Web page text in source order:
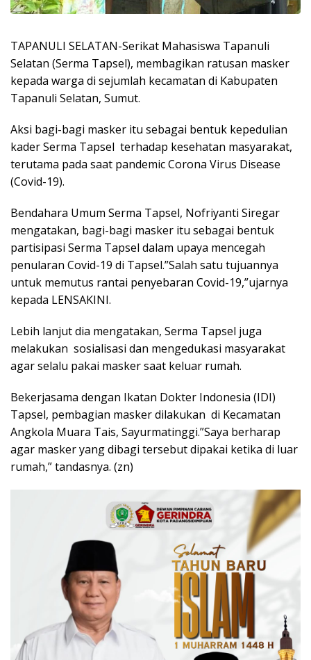
TAPANULI SELATAN-Serikat Mahasiswa Tapanuli
Selatan (Serma Tapsel), membagikan ratusan masker
kepada warga di sejumlah kecamatan di Kabupaten
Tapanuli Selatan, Sumut.
Aksi bagi-bagi masker itu sebagai bentuk kepedulian
kader Serma Tapsel terhadap kesehatan masyarakat,
terutama pada saat pandemic Corona Virus Disease
(Covid-19).
Bendahara Umum Serma Tapsel, Nofriyanti Siregar
mengatakan, bagi-bagi masker itu sebagai bentuk
partisipasi Serma Tapsel dalam upaya mencegah
penularan Covid-19 di Tapsel.”Salah satu tujuannya
untuk memutus rantai penyebaran Covid-19,”ujarnya
kepada LENSAKINI.
Lebih lanjut dia mengatakan, Serma Tapsel juga
melakukan sosialisasi dan mengedukasi masyarakat
agar selalu pakai masker saat keluar rumah.
Bekerjasama dengan Ikatan Dokter Indonesia (IDI)
Tapsel, pembagian masker dilakukan di Kecamatan
Angkola Muara Tais, Sayurmatinggi.”Saya berharap
agar masker yang dibagi tersebut dipakai ketika di luar
rumah,” tandasnya. (zn)